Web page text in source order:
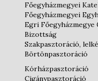
Főegyházmegyei
Főegyházmegyei
Egri Főegyházmegye
Bizottság
Szakpasztoráció,
Börtönpasztoráció
Kórházpasztoráció
Cigánypasztoráció